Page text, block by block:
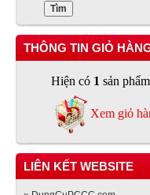
THÔNG TIN GIỎ
Hiện có 1 sản phẩm
Xem giỏ
LIÊN KẾT WEBSITE